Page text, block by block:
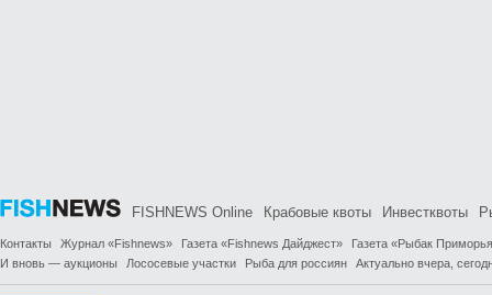
FISHNEWS Online Крабовые квоты Инвестквоты
Контакты Журнал «Fishnews» Газета «Fishnews Дайджест»
Газета «Рыбак
И вновь — аукционы
Лососевые участки Рыба для россиян Актуально вчера,